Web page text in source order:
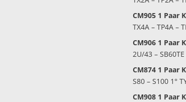
CM905 1 Paar
TX4A – TP4A –
CM906 1 Paar
2U/43 –
CM874 1 Paar
S80 – S100 1°
CM908 1 Paar